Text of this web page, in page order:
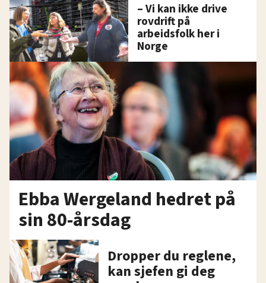
– Vi kan ikke drive
rovdrift på
arbeidsfolk her i
Norge
Ebba Wergeland hedret på
sin 80-årsdag
Dropper du reglene,
kan sjefen gi deg